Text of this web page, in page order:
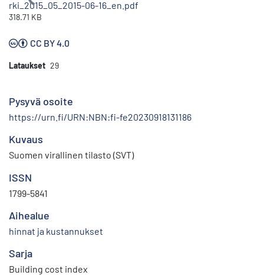
Ladataan...
rki_2015_05_2015-06-16_en.pdf
318.71 KB
CC BY 4.0
Lataukset 29
Pysyvä osoite
https://urn.fi/URN:NBN:fi-fe20230918131186
Kuvaus
Suomen virallinen tilasto (SVT)
ISSN
1799-5841
Aihealue
hinnat ja kustannukset
Sarja
Building cost index